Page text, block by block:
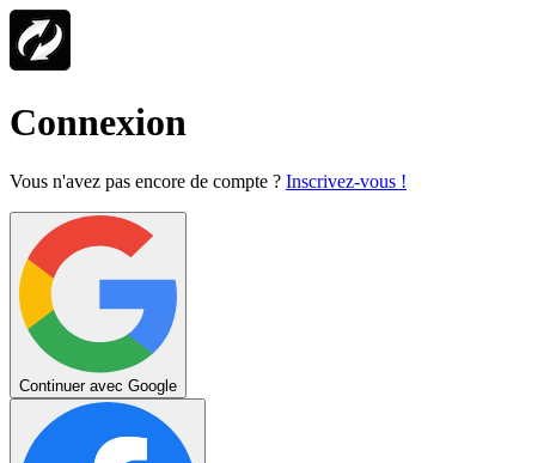
Connexion
Vous n'avez pas encore de compte ? Inscrivez-vous !
Continuer avec Google